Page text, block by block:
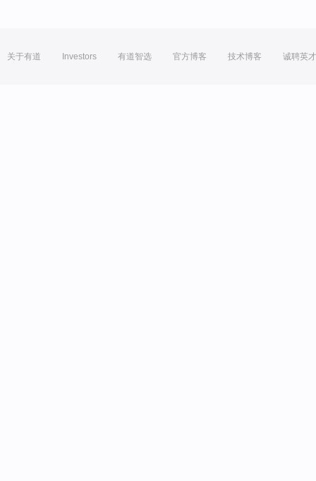
关于有道 Investors 有道智选 官方博客 技术博客 诚聘英才